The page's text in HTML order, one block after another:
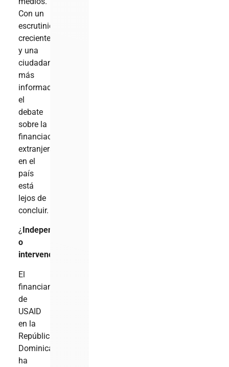
Con un
escrutinio
creciente
y una
ciudadanía
más
informada,
el
debate
sobre la
financiación
extranjera
en el
país
está
lejos de
concluir.
¿ Independencia
o
intervención?
El
financiamiento
de
USAID
en la
República
Dominicana
ha